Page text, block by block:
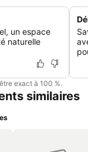
un espace
naturelle
exact à 100 %.
similaires